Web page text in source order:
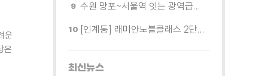
운
은
수원 망포~서울역 잇는 광역급행버스 M5165번, 8월 3일 개통
[인계동] 래미안노블클래스 2단지 경로당, 무더위 속 독거노인에게 '따뜻한 한 끼' 대접
최신뉴스